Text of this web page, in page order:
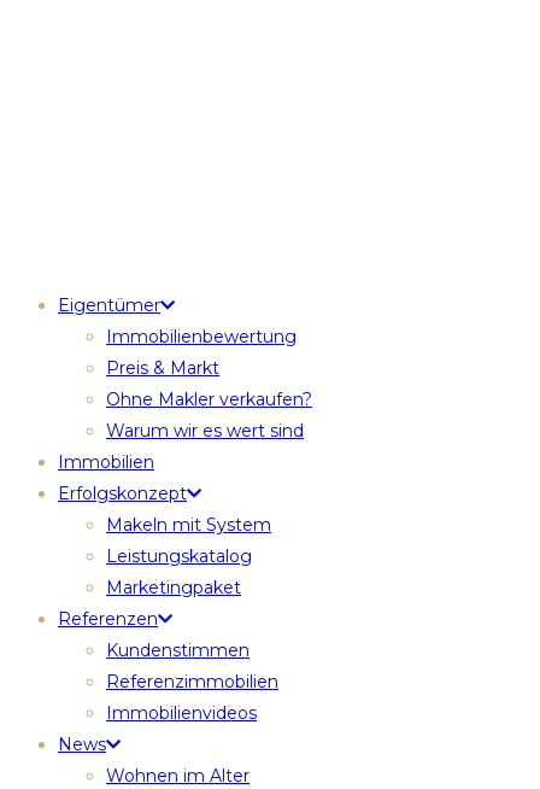
Eigentümer
Immobilienbewertung
Preis & Markt
Ohne Makler verkaufen?
Warum wir es wert sind
Immobilien
Erfolgskonzept
Makeln mit System
Leistungskatalog
Marketingpaket
Referenzen
Kundenstimmen
Referenzimmobilien
Immobilienvideos
News
Wohnen im Alter